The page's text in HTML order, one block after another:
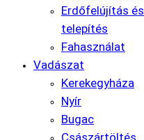
Erdőfelújítás és
telepítés
Fahasználat
Vadászat
Kerekegyháza
Nyír
Bugac
Császártöltés